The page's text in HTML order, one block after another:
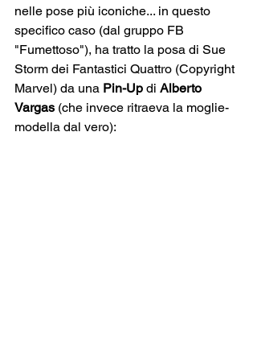
nelle pose più iconiche... in questo
specifico caso (dal gruppo FB
"Fumettoso"), ha tratto la posa di Sue
Storm dei Fantastici Quattro (Copyright
Marvel) da una Pin-Up di Alberto
Vargas (che invece ritraeva la moglie-
modella dal vero):